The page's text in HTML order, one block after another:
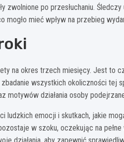
po przesłuchaniu.
mogło mieć wpływ na przebieg
na okres trzech miesięcy. Jest to
zbadanie wszystkich okoliczności tej
motywów działania osoby
ludzkich emocji i skutkach, jakie
w szoku, oczekując na